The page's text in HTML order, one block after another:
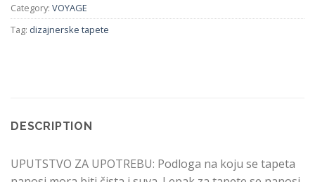
Category: VOYAGE
Tag: dizajnerske tapete
DESCRIPTION
UPUTSTVO ZA UPOTREBU: Podloga na koju se tapeta